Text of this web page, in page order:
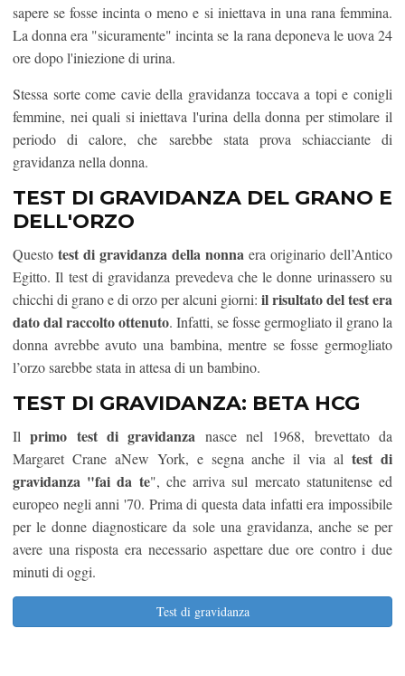
sapere se fosse incinta o meno e si iniettava in una rana femmina.
La donna era "sicuramente" incinta se la rana deponeva le uova 24
ore dopo l'iniezione di urina.
Stessa sorte come cavie della gravidanza toccava a topi e conigli
femmine, nei quali si iniettava l'urina della donna per stimolare il
periodo di calore, che sarebbe stata prova schiacciante di
gravidanza nella donna.
TEST DI GRAVIDANZA DEL GRANO E
DELL'ORZO
Questo test di gravidanza della nonna era originario dell’Antico
Egitto. Il test di gravidanza prevedeva che le donne urinassero su
chicchi di grano e di orzo per alcuni giorni: il risultato del test era
dato dal raccolto ottenuto. Infatti, se fosse germogliato il grano la
donna avrebbe avuto una bambina, mentre se fosse germogliato
l’orzo sarebbe stata in attesa di un bambino.
TEST DI GRAVIDANZA: BETA HCG
Ilprimo test di gravidanza nasce nel 1968, brevettato da
Margaret Crane aNew York, e segna anche il via altest di
gravidanza "fai da te", che arriva sul mercato statunitense ed
europeo negli anni '70. Prima di questa data infatti era impossibile
per le donne diagnosticare da sole una gravidanza, anche se per
avere una risposta era necessario aspettare due ore contro i due
minuti di oggi.
Test di gravidanza